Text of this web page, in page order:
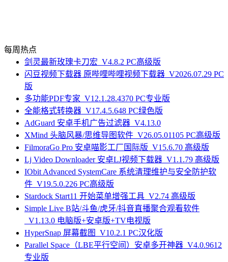
每周热点
剑灵最新玫瑰卡刀宏_V4.8.2 PC高级版
闪豆视频下载器 原哔哩哔哩视频下载器_V2026.07.29 PC
版
多功能PDF专家_V12.1.28.4370 PC专业版
全能格式转换器_V17.4.5.648 PC绿色版
AdGuard 安卓手机广告过滤器_V4.13.0
XMind 头脑风暴/思维导图软件_V26.05.01105 PC高级版
FilmoraGo Pro 安卓喵影工厂国际版_V15.6.70 高级版
Lj Video Downloader 安卓LJ视频下载器_V1.1.79 高级版
IObit Advanced SystemCare 系统清理维护与安全防护软
件_V19.5.0.226 PC高级版
Stardock Start11 开始菜单增强工具_V2.74 高级版
Simple Live B站/斗鱼/虎牙/抖音直播聚合观看软件
_V1.13.0 电脑版+安卓版+TV电视版
HyperSnap 屏幕截图_V10.2.1 PC汉化版
Parallel Space（LBE平行空间）安卓多开神器_V4.0.9612
专业版